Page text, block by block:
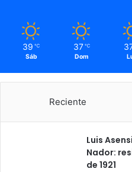
39 ℃
Sáb
37 ℃
Dom
Reciente
Luis
Nador:
de 1921